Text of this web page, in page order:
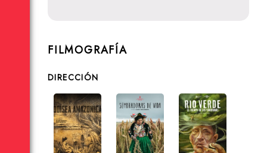
FILMOGRAFÍA
DIRECCIÓN